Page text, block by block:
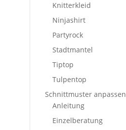
Knitterkleid
Ninjashirt
Partyrock
Stadtmantel
Tiptop
Tulpentop
Schnittmuster anpassen
Anleitung
Einzelberatung